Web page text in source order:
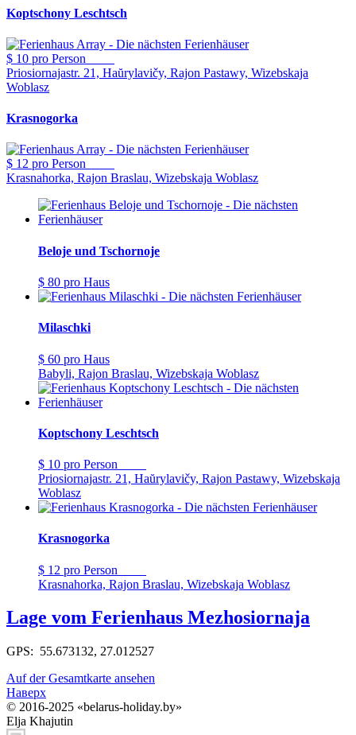
Koptschony Leschtsch
$ 10 pro Person
Priosiornajastr. 21, Haŭrylavičy, Rajon Pastawy, Wizebskaja
Woblasz
Krasnogorka
$ 12 pro Person
Krasnahorka, Rajon Braslau, Wizebskaja Woblasz
Beloje und Tschornoje
$ 80 pro Haus
Milaschki
$ 60 pro Haus
Babyli, Rajon Braslau, Wizebskaja Woblasz
Koptschony Leschtsch
$ 10 pro Person
Priosiornajastr. 21, Haŭrylavičy, Rajon Pastawy, Wizebskaja
Woblasz
Krasnogorka
$ 12 pro Person
Krasnahorka, Rajon Braslau, Wizebskaja Woblasz
Lage vom Ferienhaus Mezhosiornaja
GPS: 55.673132, 27.012527
Auf der Gesamtkarte ansehen
Наверх
© 2016-2025 «belarus-holiday.by»
Elja Khajutin